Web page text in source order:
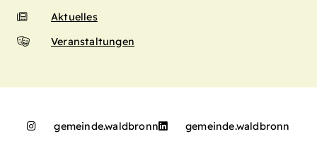
Aktuelles
Veranstaltungen
gemeinde.waldbronn gemeinde.waldbronn